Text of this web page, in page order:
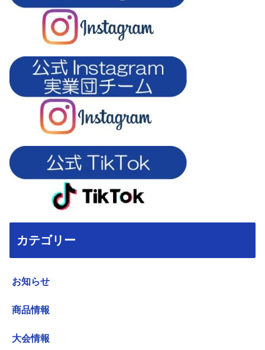
カテゴリー
お知らせ
商品情報
大会情報